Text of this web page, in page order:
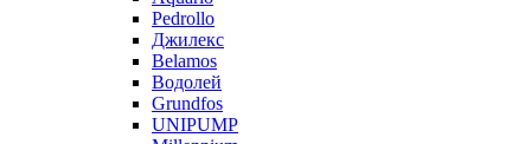
Pedrollo
Джилекс
Belamos
Водолей
Grundfos
UNIPUMP